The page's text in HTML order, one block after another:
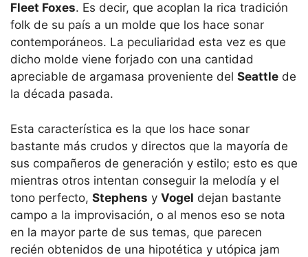
Fleet Foxes. Es decir, que acoplan la rica tradición
folk de su país a un molde que los hace sonar
contemporáneos. La peculiaridad esta vez es que
dicho molde viene forjado con una cantidad
apreciable de argamasa proveniente del Seattle de
la década pasada.
Esta característica es la que los hace sonar
bastante más crudos y directos que la mayoría de
sus compañeros de generación y estilo; esto es que
mientras otros intentan conseguir la melodía y el
tono perfecto, Stephens y Vogel dejan bastante
campo a la improvisación, o al menos eso se nota
en la mayor parte de sus temas, que parecen
recién obtenidos de una hipotética y utópica jam